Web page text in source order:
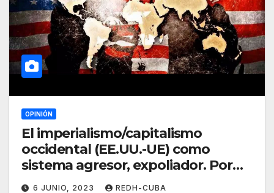
OPINIÓN
El imperialismo/capitalismo
occidental (EE.UU.-UE) como
sistema agresor, expoliador. Por
Ramón Pedregal Casanova
6 JUNIO, 2023 REDH-CUBA